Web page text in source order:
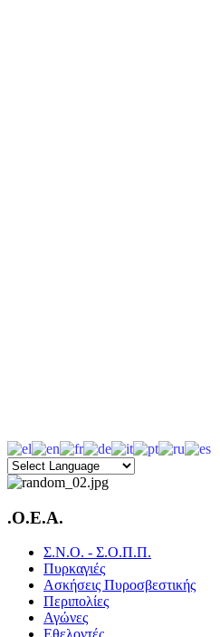
.O.E.A.
Σ.Ν.Ο. - Σ.Ο.Π.Π.
Πυρκαγιές
Ασκήσεις Πυροσβεστικής
Περιπολίες
Αγώνες